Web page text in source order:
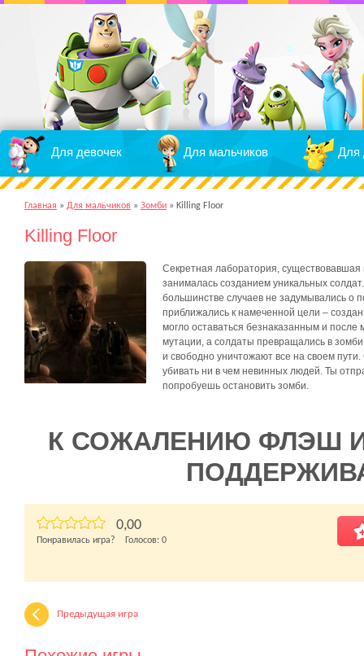
Для девочек Для мальчиков Для
Главная » Для мальчиков » Зомби » Killing Floor
Killing Floor
Секретная лаборатория,
занималась созданием уникальных
большинстве случаев не задумывались о
приближались к намеченной цели –
могло оставаться безнаказанным и
мутации, а солдаты превращались в
и свободно уничтожают все на своем
убивать ни в чем невинных людей. Ты
попробуешь остановить зомби.
К СОЖАЛЕНИЮ ФЛЭШ
0,00
Понравилась игра? Голосов: 0
Предыдущая игра